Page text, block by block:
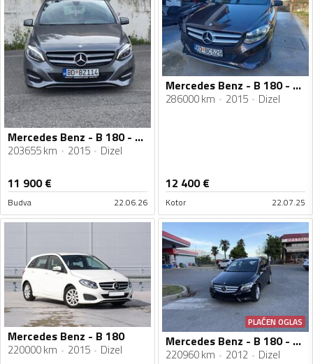
Mercedes Benz - B 180 - 1.5 dci
203655 km 2015 Dizel
11 900€
Budva 22.06.26
Mercedes Benz - B 180 - B 180 D
286000 km 2015 Dizel
12 400€
Kotor 22.07.25
Mercedes Benz - B 180
220000 km 2015 Dizel
PLAĆEN OGLAS
Mercedes Benz - B 180 - CDI
220960 km 2012 Dizel